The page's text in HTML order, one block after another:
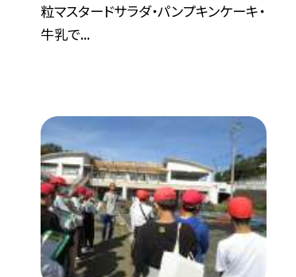
粒マスタードサラダ・パンプキンケーキ・
牛乳で...